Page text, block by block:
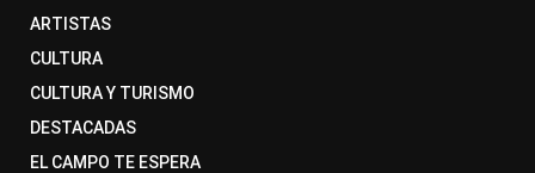
ARTISTAS
CULTURA
CULTURA Y TURISMO
DESTACADAS
EL CAMPO TE ESPERA